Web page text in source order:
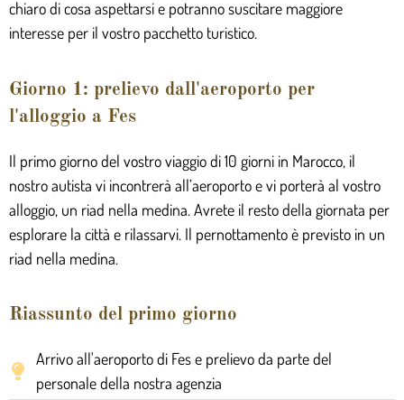
chiaro di cosa aspettarsi e potranno suscitare maggiore
interesse per il vostro pacchetto turistico.
Giorno 1: prelievo dall'aeroporto per
l'alloggio a Fes
Il primo giorno del vostro viaggio di 10 giorni in Marocco, il
nostro autista vi incontrerà all’aeroporto e vi porterà al vostro
alloggio, un riad nella medina. Avrete il resto della giornata per
esplorare la città e rilassarvi. Il pernottamento è previsto in un
riad nella medina.
Riassunto del primo giorno
Arrivo all'aeroporto di Fes e prelievo da parte del
personale della nostra agenzia